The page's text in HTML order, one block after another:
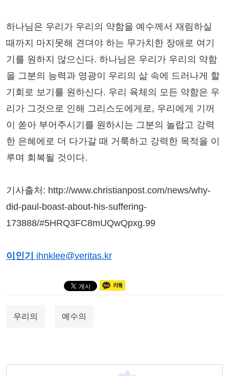
하나님은 우리가 우리의 약함을 예수께서 재림하실
때까지 마지못해 견뎌야 하는 무가치한 장애로 여기
기를 원하지 않으신다. 하나님은 우리가 우리의 약함
을 그분의 능력과 영광이 우리의 삶 속에 드러나게 할
기회로 보기를 원하신다. 우리 육체의 모든 약함은 우
리가 그것으로 인해 그리스도에게로, 우리에게 기꺼
이 쏟아 부어주시기를 원하시는 그분의 놀랍고 강력
한 은혜에로 더 다가갈 때 거룩하고 강력한 목적을 이
루며 회복될 것이다.
기사출처: http://www.christianpost.com/news/why-
did-paul-boast-about-his-suffering-
173888/#5HRQ3FC8mUQwQpxg.99
이인기 ihnklee@veritas.kr
우리의 예수의